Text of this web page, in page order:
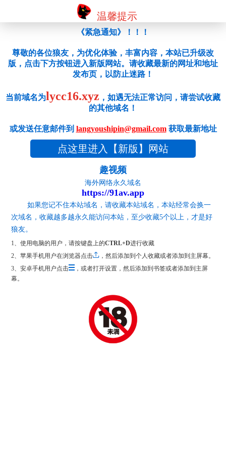
温馨提示
《紧急通知》！！！
尊敬的各位狼友，为优化体验，丰富内容，本站已升级改
版，点击下方按钮进入新版网站。请收藏最新的网址和地址
发布页，以防止迷路！
当前域名为lycc16.xyz ，如遇无法正常访问，请尝试收藏
的其他域名！
或发送任意邮件到 langyoushipin@gmail.com获取最新地址
点这里进入【新版】网站
趣视频
海外网络永久域名
https://91av.app
如果您记不住本站域名，请收藏本站域名，本站经常会换一
次域名，收藏越多越永久能访问本站，至少收藏5个以上，才是好
狼友。
1、使用电脑的用户，请按键盘上的CTRL+D进行收藏
2、苹果手机用户在浏览器点击
，然后添加到个人收藏或者添加到主屏幕。
3、安卓手机用户点击
，或者打开设置，然后添加到书签或者添加到主屏
幕。